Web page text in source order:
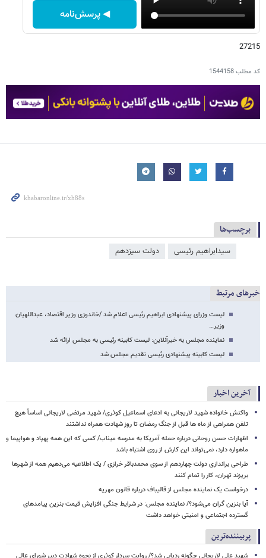
◀ پرسش‌نامه
27215
کد مطلب1544158
برچسب‌ها
سیدابراهیم رئیسی دولت سیزدهم
خبرهای مرتبط
لیست وزرای پیشنهادی ابراهیم رئیسی اعلام شد /خاندوزی وزیر اقتصاد، عبداللهیان
وزیر…
نماینده مجلس به خبرآنلاین: لیست کابینه رئیسی به مجلس ارائه شد
لیست کابینه پیشنهادی رئیسی تقدیم مجلس شد
آخرین اخبار
واکنش خانواده شهید لاریجانی به ادعای اسماعیل کوثری/ شهید مرتضی لاریجانی اساساً هیچ
تلفن همراهی از ماه ها قبل از جنگ رمضان تا روز شهادت همراه نداشتند
اظهارات حسن روحانی درباره حمله آمریکا به مدرسه میناب/ کسی که این همه پهپاد و هواپیما و
ماهواره دارد، نمی‌تواند این کارش از روی اشتباه باشد
طراحی براندازی دولت چهاردهم از سوی محمدباقر خرازی / یک اطلاعیه می‌دهیم همه از شهرها
بریزند تهران، کار را تمام کنند
درخواست یک نماینده مجلس از قالیباف درباره قانون مهریه
آیا بنزین گران می‌شود؟/ نماینده مجلس: در شرایط جنگی افزایش قیمت بنزین پیامدهای
گسترده اجتماعی و امنیتی خواهد داشت
پربیننده‌ترین
شهید علی لاریجانی چگونه ردیابی شد؟/ روایت سردار کوثری از نحوه شهادت دبیر شورای عالی